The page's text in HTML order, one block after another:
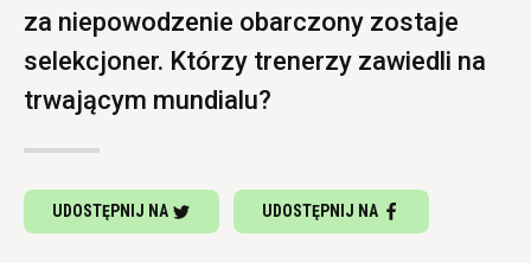
za niepowodzenie obarczony zostaje
selekcjoner. Którzy trenerzy zawiedli na
trwającym mundialu?
UDOSTĘPNIJ NA UDOSTĘPNIJ NA